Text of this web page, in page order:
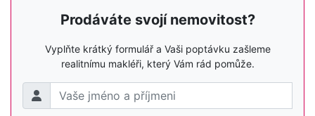
Prodáváte svojí nemovitost?
Vyplňte krátký formulář a Vaši poptávku zašleme
realitnímu makléři, který Vám rád pomůže.